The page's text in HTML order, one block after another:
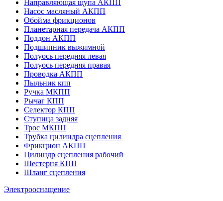
Направляющая щупа АКПП
Насос масляный АКПП
Обойма фрикционов
Планетарная передача АКПП
Поддон АКПП
Подшипник выжимной
Полуось передняя левая
Полуось передняя правая
Проводка АКПП
Пыльник кпп
Ручка МКПП
Рычаг КПП
Селектор КПП
Ступица задняя
Трос МКПП
Трубка цилиндра сцепления
Фрикцион АКПП
Цилиндр сцепления рабочий
Шестерня КПП
Шланг сцепления
Электрооснащение